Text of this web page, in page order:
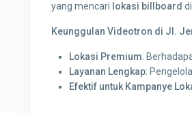
yang mencari lokasi billboard
Keunggulan Videotron di Jl.
Lokasi Premium:
Layanan Lengkap:
Efektif untuk Kampanye